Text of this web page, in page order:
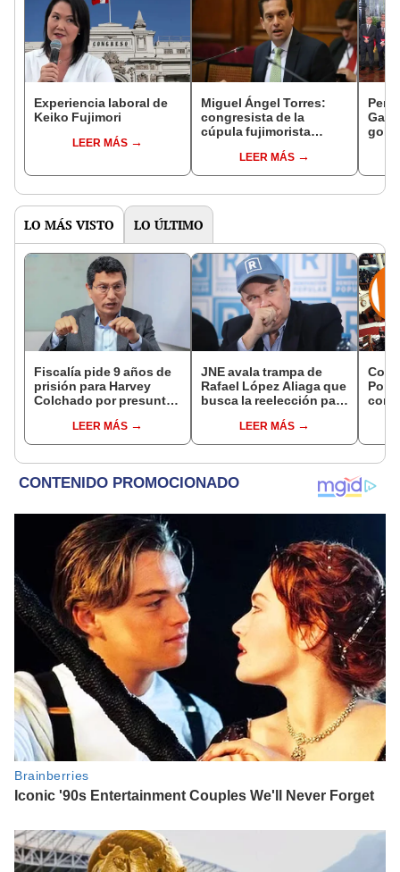
Experiencia laboral de
Keiko Fujimori
LEER MÁS
Miguel Ángel Torres:
congresista de la
cúpula fujimorista
del SenadoLEER MÁS
LO MÁS VISTO LO ÚLTIMO
Fiscalía pide 9 años de
prisión para Harvey
Colchado por presunta
incompatible y falsedad
ideológica
LEER MÁS
JNE avala trampa de
Rafael López Aliaga que
busca la reelección para
LEER MÁS